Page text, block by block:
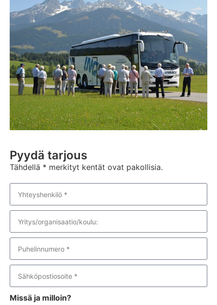
Pyydä tarjous
Tähdellä * merkityt kentät ovat pakollisia.
Missä ja milloin?